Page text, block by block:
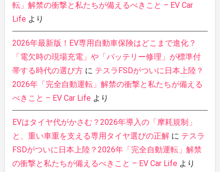
転」解禁の衝撃と私たちが備えるべきこと – EV Car
Life より
2026年最新版！EV専用自動車保険はどこまで進化？
「電欠時の現場充電」や「バッテリー修理」が標準付
帯する時代の選び方に テスラFSDがついに日本上陸？
2026年「完全自動運転」解禁の衝撃と私たちが備える
べきこと – EV Car Life より
EVはタイヤ代がかさむ？2026年導入の「摩耗規制」
と、重い車重を支える専用タイヤ選びの正解に テスラ
FSDがついに日本上陸？2026年「完全自動運転」解禁
の衝撃と私たちが備えるべきこと – EV Car Life より